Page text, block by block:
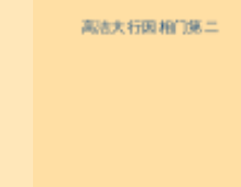
高洁大行因相门第二